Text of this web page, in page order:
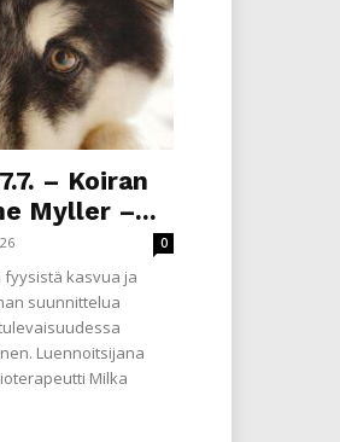
– Koiran
Myller –...
0
kasvua ja
suunnittelua
Luennoitsijana
Milka